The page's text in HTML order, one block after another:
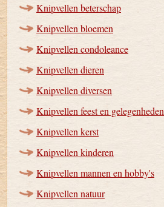
Knipvellen beterschap
Knipvellen bloemen
Knipvellen condoleance
Knipvellen dieren
Knipvellen diversen
Knipvellen feest en gelegenheden
Knipvellen kerst
Knipvellen kinderen
Knipvellen mannen en hobby's
Knipvellen natuur